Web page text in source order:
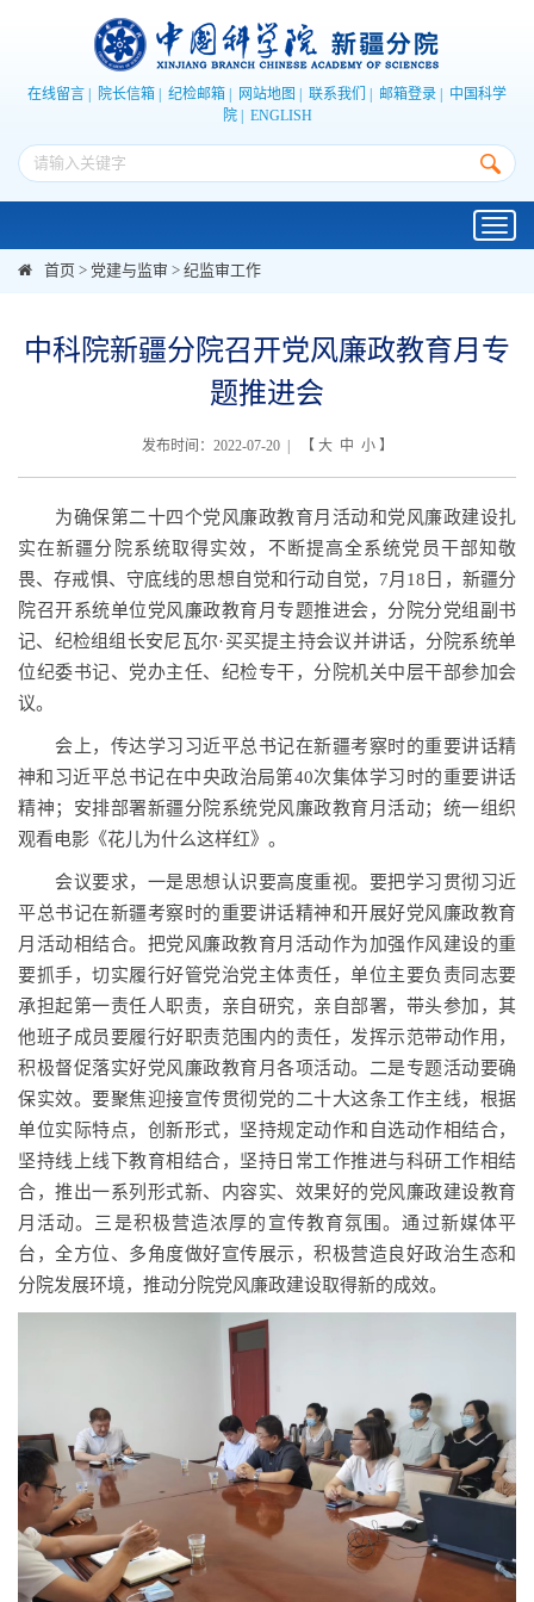
在线留言 院长信箱 纪检邮箱 网站地图 联系我们 邮箱登录
中国科学
院| ENGLISH
首页 > 党建与监审 > 纪监审工作
中科院新疆分院召开党风廉政教育月专
题推进会
发布时间：2022-07-20 | 【 大 中 小】
为确保第二十四个党风廉政教育月活动和党风廉政建设扎
实在新疆分院系统取得实效，不断提高全系统党员干部知敬
畏、存戒惧、守底线的思想自觉和行动自觉， 7月 18 日，新疆分
院召开系统单位党风廉政教育月专题推进会，分院分党组副书
记、纪检组组长安尼瓦尔·买买提主持会议并讲话，分院系统单
位纪委书记、党办主任、纪检专干，分院机关中层干部参加会
议。
会上，传达学习习近平总书记在新疆考察时的重要讲话精
神和习近平总书记在中央政治局第40次集体学习时的重要讲话
精神；安排部署新疆分院系统党风廉政教育月活动；统一组织
观看电影《花儿为什么这样红》。
会议要求，一是思想认识要高度重视。要把学习贯彻习近
平总书记在新疆考察时的重要讲话精神和开展好党风廉政教育
月活动相结合。把党风廉政教育月活动作为加强作风建设的重
要抓手，切实履行好管党治党主体责任，单位主要负责同志要
承担起第一责任人职责，亲自研究，亲自部署，带头参加，其
他班子成员要履行好职责范围内的责任，发挥示范带动作用，
积极督促落实好党风廉政教育月各项活动。二是专题活动要确
保实效。要聚焦迎接宣传贯彻党的二十大这条工作主线，根据
单位实际特点，创新形式，坚持规定动作和自选动作相结合，
坚持线上线下教育相结合，坚持日常工作推进与科研工作相结
合，推出一系列形式新、内容实、效果好的党风廉政建设教育
月活动。三是积极营造浓厚的宣传教育氛围。通过新媒体平
台，全方位、多角度做好宣传展示，积极营造良好政治生态和
分院发展环境，推动分院党风廉政建设取得新的成效。